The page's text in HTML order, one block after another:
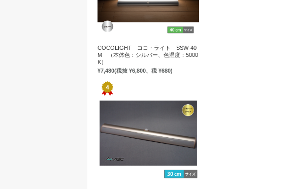
COCOLIGHT ココ・ライト SSW-40
M （本体色：シルバー、色温度：5000
K）
¥7,480(税抜 ¥6,800、税 ¥680)